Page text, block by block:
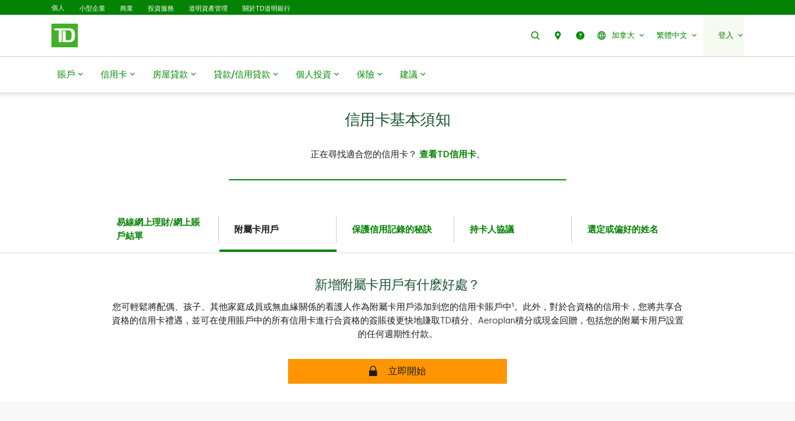
略過進入主要內容
個人 已選擇小型企業 商業 投資服務 道明資產管理 關於TD道明銀行
搜尋 聯絡我們幫助 加拿大 繁體中文 登入
賬戶 信用卡 房屋貸款​​​​​​​ 貸款/信用貸款​​​​​​​ 個人投資 保險 建議
信用卡基本須知
正在尋找適合您的信用卡？ 查看TD信用卡。
易線網上理財/網上賬
戶結單
附屬卡用戶 保護信用記錄的秘訣 持卡人協議 選定或偏好的姓名
新增附屬卡用戶有什麽好處？
您可輕鬆將配偶、孩子、其他家庭成員或無血緣關係的看護人作為附屬卡用戶添加到您的信用卡賬戶中 1 。此外，對於合資格的信用卡，您將共享合
資格的信用卡禮遇，並可在使用賬戶中的所有信用卡進行合資格的簽賬後更快地賺取TD積分、Aeroplan積分或現金回贈，包括您的附屬卡用戶設置
的任何週期性付款。
安全 立即開始